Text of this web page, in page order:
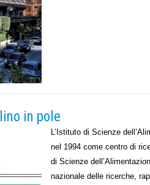
in pole
L’Istituto di Scienze
nel 1994 come centro di
di Scienze
nazionale delle ricerche,